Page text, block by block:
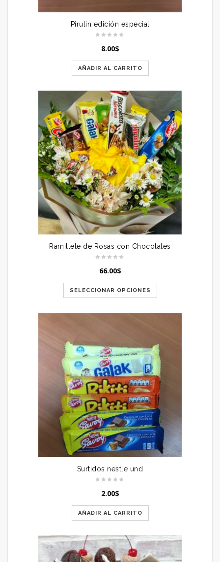
Pirulin edición especial
8.00$
AÑADIR AL CARRITO
Ramillete de Rosas con Chocolates
66.00$
SELECCIONAR OPCIONES
Surtidos nestle und
2.00$
AÑADIR AL CARRITO